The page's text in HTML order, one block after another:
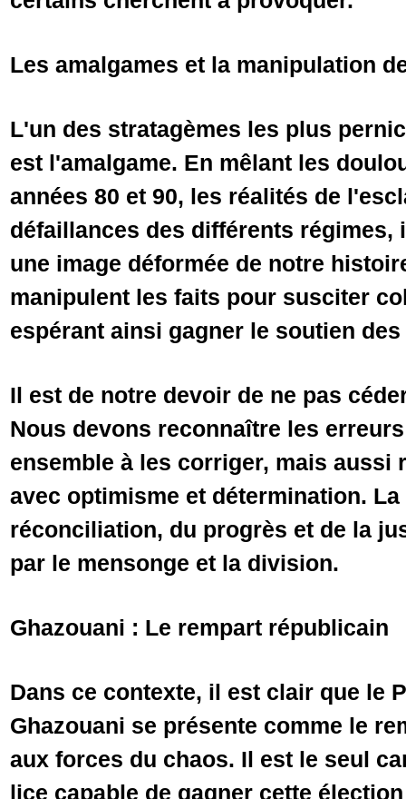
Les amalgames et la manipulation
L'un des stratagèmes les plus
est l'amalgame. En mêlant les
années 80 et 90, les réalités de
défaillances des différents régimes,
une image déformée de notre
manipulent les faits pour susciter
espérant ainsi gagner le soutien
Il est de notre devoir de ne pas
Nous devons reconnaître les
ensemble à les corriger, mais aussi
avec optimisme et détermination. La
réconciliation, du progrès et de la
par le mensonge et la division.
Ghazouani : Le rempart républicain
Dans ce contexte, il est clair que le
Ghazouani se présente comme le
aux forces du chaos. Il est le seul
lice capable de gagner cette